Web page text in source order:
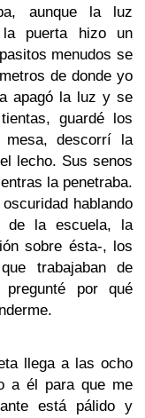
aunque la luz
la puerta hizo un
menudos se
de donde yo
apagó la luz y se
guardé los
descorrí la
lecho. Sus senos
la penetraba.
hablando
de la escuela, la
sobre ésta-, los
trabajaban de
por qué
llega a las ocho
a él para que me
está pálido y